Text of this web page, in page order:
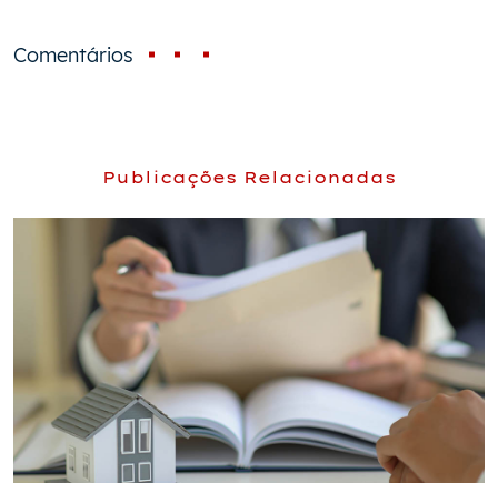
Comentários
Pular sessão de comentários
Publicações Relacionadas